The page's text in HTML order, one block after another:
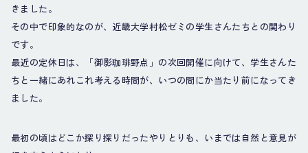
きました。
その中で印象的なのが、近畿大学村松ゼミの学生さんたちとの関わり
です。
最近の定休日は、「御影珈琲野点」の次回開催に向けて、学生さんた
ちと一緒にあれこれ考える時間が、いつの間にか当たり前になってき
ました。
最初の頃はどこか探り探りだったやりとりも、いまでは自然と意見が